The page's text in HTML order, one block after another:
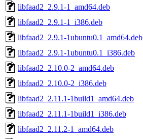
libfaad2_2.9.1-1_amd64.deb
libfaad2_2.9.1-1_i386.deb
libfaad2_2.9.1-1ubuntu0.1_amd64.deb
libfaad2_2.9.1-1ubuntu0.1_i386.deb
libfaad2_2.10.0-2_amd64.deb
libfaad2_2.10.0-2_i386.deb
libfaad2_2.11.1-1build1_amd64.deb
libfaad2_2.11.1-1build1_i386.deb
libfaad2_2.11.2-1_amd64.deb